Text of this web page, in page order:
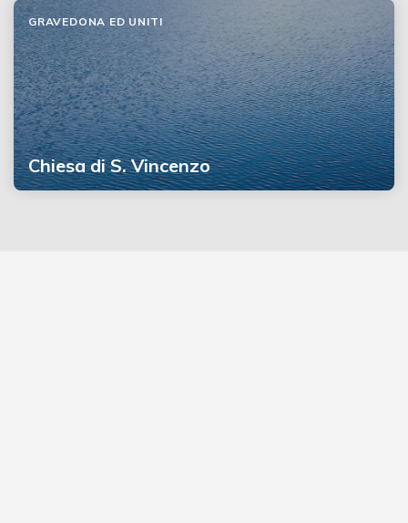
Chiesa di S. Vincenzo
GRAVEDONA ED UNITI